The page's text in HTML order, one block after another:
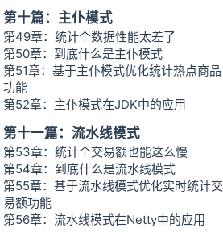
第十篇：主仆模式
第49章：统计个数据性能太差了
第50章：到底什么是主仆模式
第51章：基于主仆模式优化统计热点商品
功能
第52章：主仆模式在JDK中的应用
第十一篇：流水线模式
第53章：统计个交易额也能这么慢
第54章：到底什么是流水线模式
第55章：基于流水线模式优化实时统计交
易额功能
第56章：流水线模式在Netty中的应用